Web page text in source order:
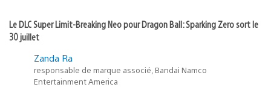
Le DLC Super Limit-Breaking Neo pour Dragon Ball: Sparking Zero sort le
30 juillet
Zanda Ra
responsable de marque associé, Bandai Namco
Entertainment America